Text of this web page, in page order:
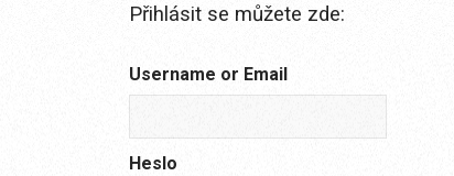
Přihlásit se můžete zde:
Username or Email
Heslo